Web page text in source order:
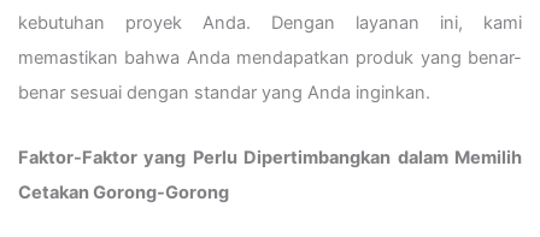
kebutuhan proyek Anda. Dengan layanan ini, kami
memastikan bahwa Anda mendapatkan produk yang benar-
benar sesuai dengan standar yang Anda inginkan.
Faktor-Faktor yang Perlu Dipertimbangkan dalam Memilih
Cetakan Gorong-Gorong